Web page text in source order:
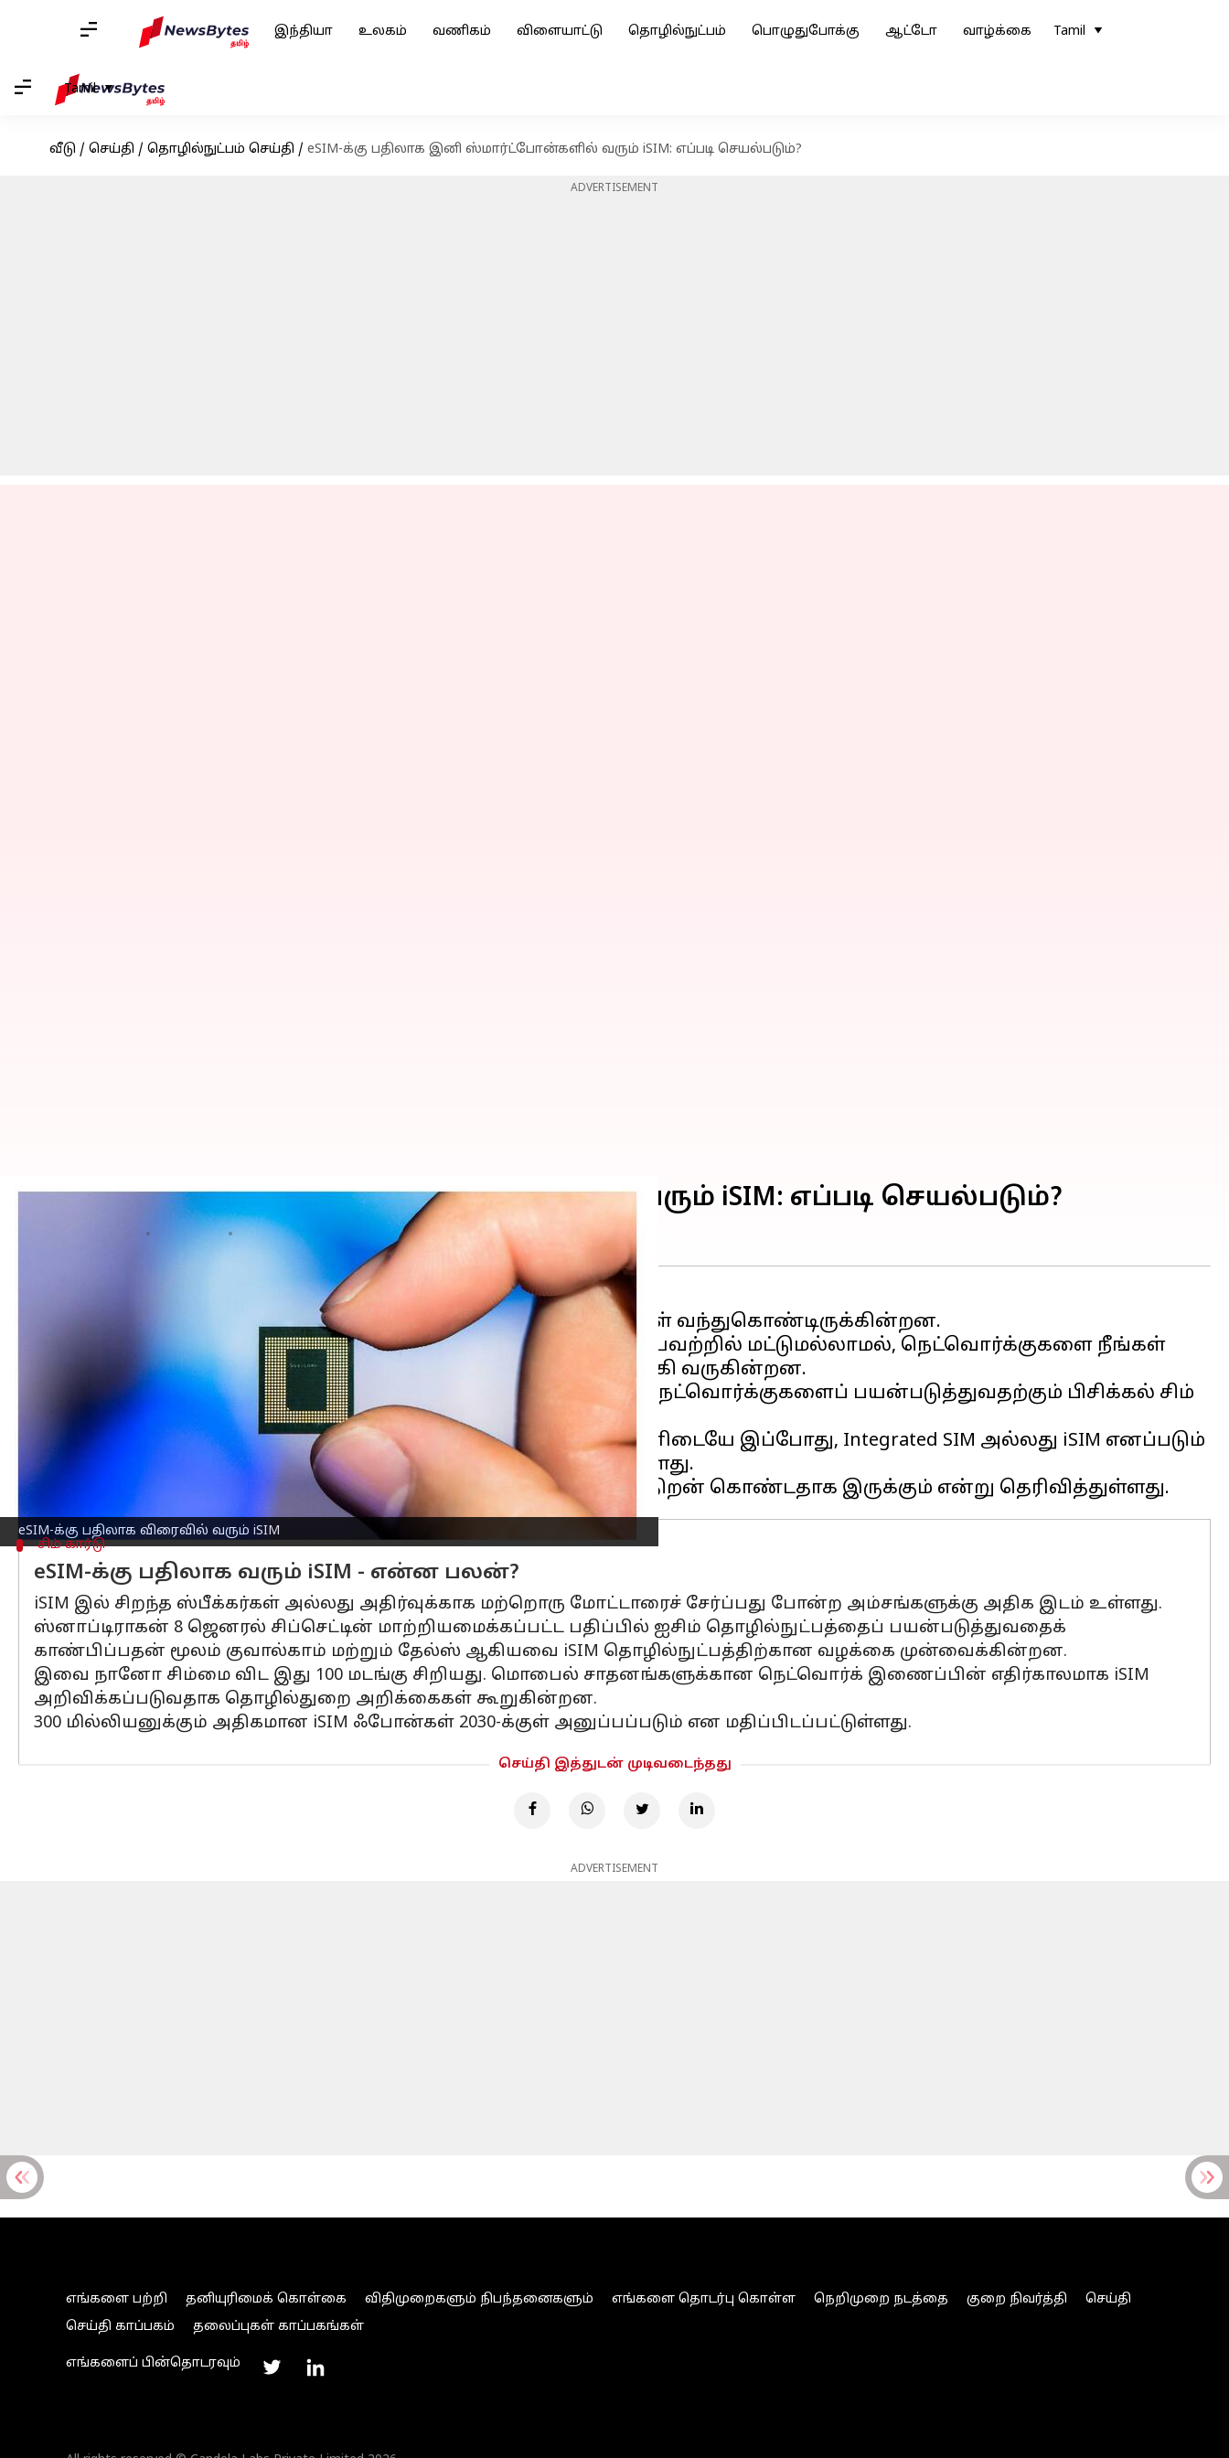
இந்தியா உலகம் வணிகம் விளையாட்டு தொழில்நுட்பம் பொழுதுபோக்கு ஆட்டோ வாழ்க்கை Tamil
Tamil
வீடு / செய்தி / தொழில்நுட்பம் செய்தி / eSIM-க்கு பதிலாக இனி ஸ்மார்ட்போன்களில் வரும் iSIM: எப்படி செயல்படும்?
ADVERTISEMENT
eSIM-க்கு பதிலாக விரைவில் வரும் iSIM
eSIM-க்கு பதிலாக இனி ஸ்மார்ட்போன்களில் வரும் iSIM: எப்படி செயல்படும்?
Mar 02, 2023 10:12 am
இன்றைய நவீன டெக்னாலஜியில்ஸ்மார்ட்போன்களில் பல வசதிகள் வந்துகொண்டிருக்கின்றன.
ஆண்ட்ராய்டு போன்கள் செயல்திறன் மற்றும் சார்ஜிங் வேகம் ஆகியவற்றில் மட்டுமல்லாமல், நெட்வொர்க்குகளை நீங்கள்
எவ்வாறு பயன்படுத்தலாம் என்பதும் சந்தையில் விரைவாக உருவாகி வருகின்றன.
எனவே, பல ஆண்டுகளாக, அழைப்புகளைச் செய்வதற்கும் டேட்டா நெட்வொர்க்குகளைப் பயன்படுத்துவதற்கும் பிசிக்கல் சிம்
கார்டுகளை பயன்படுத்துகிறோம்.
பின் டெக்னாலஜி மாற மாற, இந்த போக்கு eSIM க்கு மாறியது. இதனிடையே இப்போது, ​​Integrated SIM அல்லது iSIM எனப்படும்
ஸ்மார்ட்போன்களுக்கான அடுத்த தீர்வுக்கு Qualcomm தயாராக உள்ளது.
சிம் கார்டு
eSIM-க்கு பதிலாக வரும் iSIM - என்ன பலன்?
iSIM இல் சிறந்த ஸ்பீக்கர்கள் அல்லது அதிர்வுக்காக மற்றொரு மோட்டாரைச் சேர்ப்பது போன்ற அம்சங்களுக்கு அதிக இடம் உள்ளது.
ஸ்னாப்டிராகன் 8 ஜெனரல் சிப்செட்டின் மாற்றியமைக்கப்பட்ட பதிப்பில் ஐசிம் தொழில்நுட்பத்தைப் பயன்படுத்துவதைக்
காண்பிப்பதன் மூலம் குவால்காம் மற்றும் தேல்ஸ் ஆகியவை iSIM தொழில்நுட்பத்திற்கான வழக்கை முன்வைக்கின்றன.
இவை நானோ சிம்மை விட இது 100 மடங்கு சிறியது. மொபைல் சாதனங்களுக்கான நெட்வொர்க் இணைப்பின் எதிர்காலமாக iSIM
அறிவிக்கப்படுவதாக தொழில்துறை அறிக்கைகள் கூறுகின்றன.
300 மில்லியனுக்கும் அதிகமான iSIM ஃபோன்கள் 2030-க்குள் அனுப்பப்படும் என மதிப்பிடப்பட்டுள்ளது.
செய்தி இத்துடன் முடிவடைந்தது
ADVERTISEMENT
எங்களை பற்றி தனியுரிமைக் கொள்கை விதிமுறைகளும் நிபந்தனைகளும் எங்களை தொடர்பு கொள்ள நெறிமுறை நடத்தை குறை நிவர்த்தி
செய்தி
செய்தி காப்பகம்
தலைப்புகள் காப்பகங்கள்
எங்களைப் பின்தொடரவும்